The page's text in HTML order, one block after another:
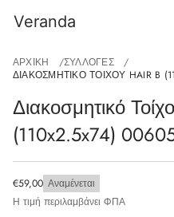
Veranda
ΑΡΧΙΚΉ
ΣΥΛΛΟΓΈΣ
ΔΙΑΚΟΣΜΗΤΙΚΌ ΤΟΊΧΟΥ HAIR B
Διακοσμητικό
(110x2.5x74)
€59,00 Αναμένεται
Η τιμή περιλαμβάνει ΦΠΑ